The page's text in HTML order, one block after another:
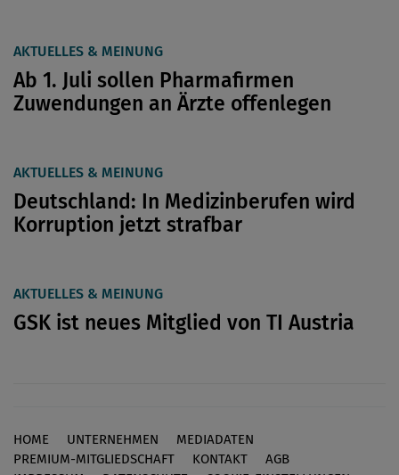
AKTUELLES & MEINUNG
Ab 1. Juli sollen Pharmafirmen
Zuwendungen an Ärzte offenlegen
AKTUELLES & MEINUNG
Deutschland: In Medizinberufen wird
Korruption jetzt strafbar
AKTUELLES & MEINUNG
GSK ist neues Mitglied von TI Austria
Footer
HOME UNTERNEHMEN
MEDIADATEN
PREMIUM-MITGLIEDSCHAFT
KONTAKT
AGB